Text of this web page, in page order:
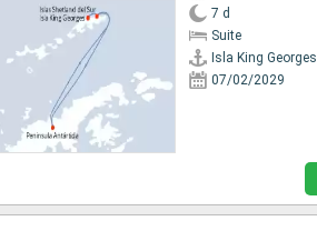
7 d
Suite
Isla King Georges
07/02/2029